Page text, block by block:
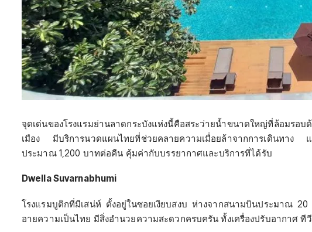
จุดเด่นของโรงแรมย่านลาดกระบังแห่งนี้คือสระว่ายน้ำขนาดใหญ่ที่ล้อมรอ
เมือง มีบริการนวดแผนไทยที่ช่วยคลายความเมื่อยล้าจากการเดินทาง
ประมาณ 1,200 บาทต่อคืน คุ้มค่ากับบรรยากาศและบริการที่ได้รับ
Dwella Suvarnabhumi
โรงแรมบูติกที่มีเสน่ห์ ตั้งอยู่ในซอยเงียบสงบ ห่างจากสนามบินประมาณ
อายความเป็นไทย มีสิ่งอำนวยความสะดวกครบครัน ทั้งเครื่องปรับอากาศ ที